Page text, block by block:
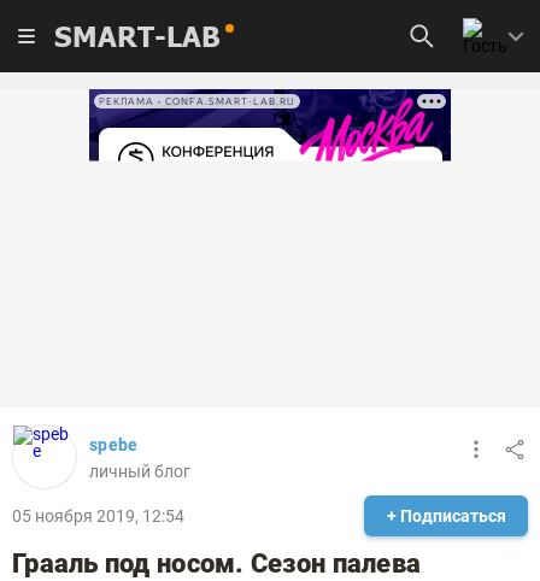
SMART-LAB
РЕКЛАМА • CONFA.SMART-LAB.RU
spebe
личный блог
05 ноября 2019, 12:54 + Подписаться
Грааль под носом. Сезон палева